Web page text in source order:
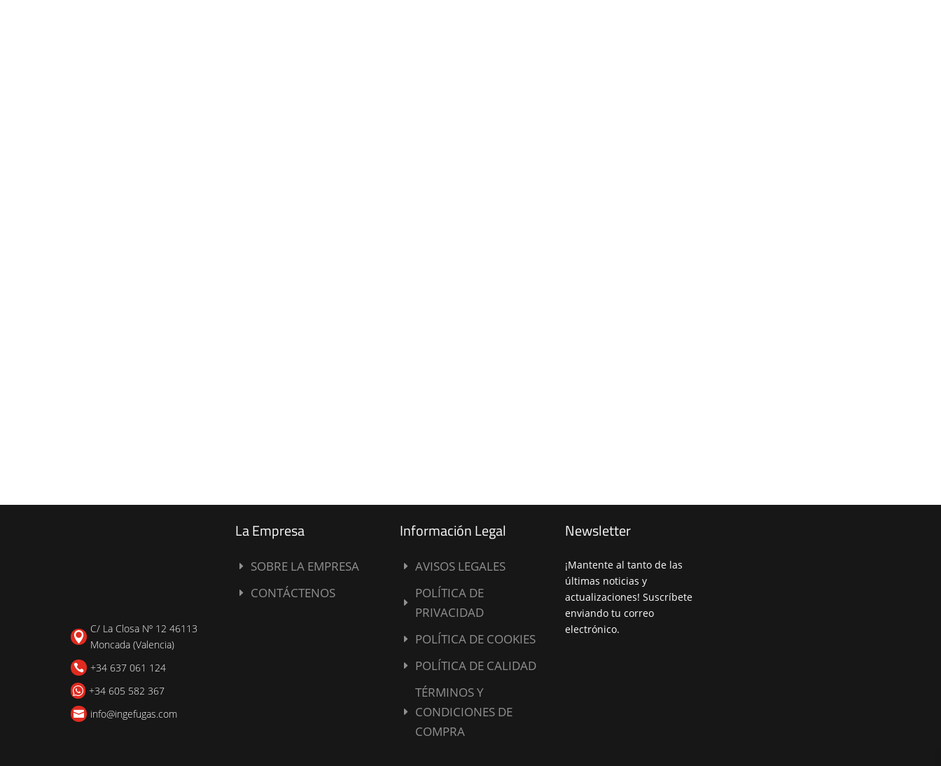

C/ La Closa Nº 12 46113
Moncada (Valencia)
 +34 637 061 124
 +34 605 582 367
 info@ingefugas.com
La Empresa
E SOBRE LA EMPRESA
E CONTÁCTENOS
Información Legal
E AVISOS LEGALES
E
POLÍTICA DE
PRIVACIDAD
E POLÍTICA DE COOKIES
E POLÍTICA DE CALIDAD
E
TÉRMINOS Y
CONDICIONES DE
COMPRA
Newsletter
¡Mantente al tanto de las
últimas noticias y
actualizaciones! Suscríbete
enviando tu correo
electrónico.